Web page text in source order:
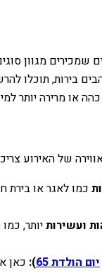
שמכירים מגוון
בירות, תוכלו
או מרירה
של האירוע
כמו לאגר או בירת
ועשירותיותר,
יום הולדת 65 ): כאן